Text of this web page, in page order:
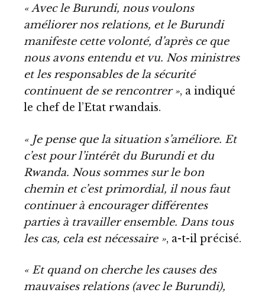
« Avec le Burundi, nous voulons
améliorer nos relations, et le Burundi
manifeste cette volonté, d’après ce que
nous avons entendu et vu. Nos ministres
et les responsables de la sécurité
continuent de se rencontrer », a indiqué
le chef de l’Etat rwandais.
« Je pense que la situation s’améliore. Et
c’est pour l’intérêt du Burundi et du
Rwanda. Nous sommes sur le bon
chemin et c’est primordial, il nous faut
continuer à encourager différentes
parties à travailler ensemble. Dans tous
les cas, cela est nécessaire », a-t-il précisé.
« Et quand on cherche les causes des
mauvaises relations (avec le Burundi),